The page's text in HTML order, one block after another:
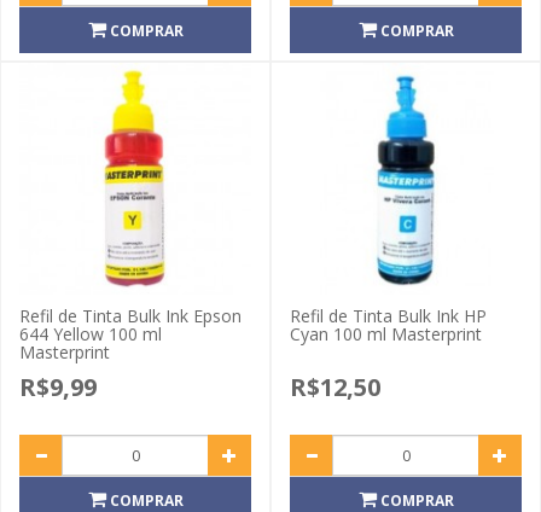
COMPRAR COMPRAR
Refil de Tinta Bulk Ink Epson
644 Yellow 100 ml
Masterprint
R$9,99
COMPRAR
Refil de Tinta Bulk Ink HP
Cyan 100 ml Masterprint
R$12,50
COMPRAR